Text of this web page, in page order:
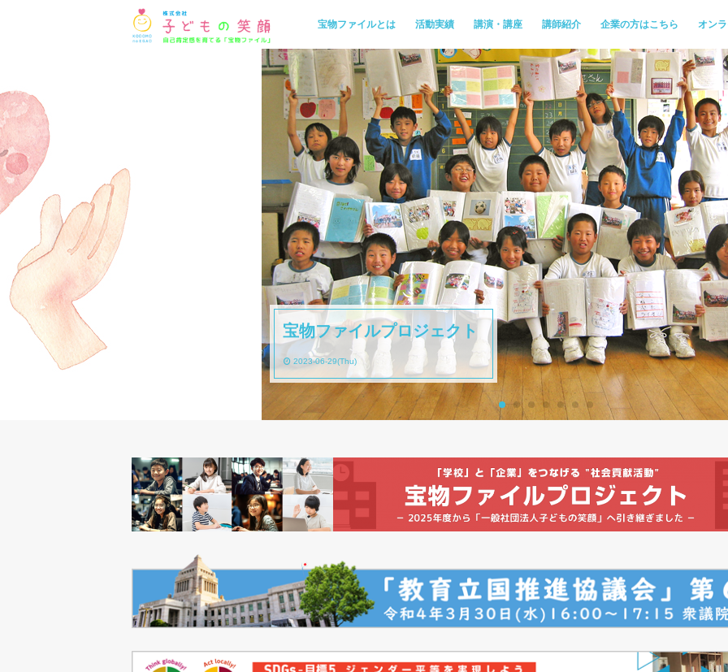
宝物ファイルとは 活動実績 講演・講座 講師紹介 企業の方はこちら オン
宝物ファイルプロジェクト
2023-06-29(Thu)